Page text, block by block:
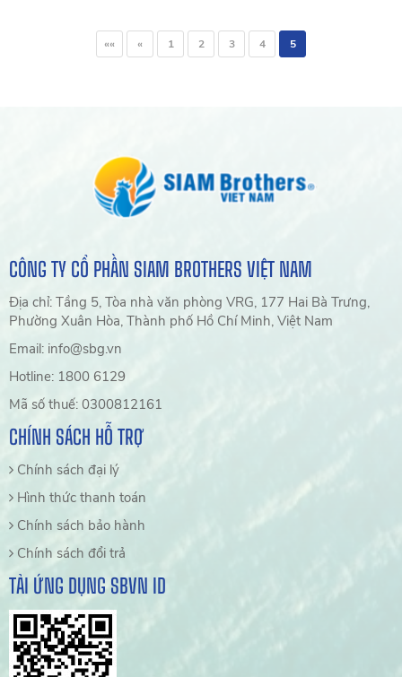
«« « 1 2 3 4 5
CÔNG TY CỔ PHẦN SIAM BROTHERS VIỆT NAM
Địa chỉ: Tầng 5, Tòa nhà văn phòng VRG, 177 Hai Bà Trưng,
Phường Xuân Hòa, Thành phố Hồ Chí Minh, Việt Nam
Email: info@sbg.vn
Hotline: 1800 6129
Mã số thuế: 0300812161
CHÍNH SÁCH HỖ TRỢ
Chính sách đại lý
Hình thức thanh toán
Chính sách bảo hành
Chính sách đổi trả
TẢI ỨNG DỤNG SBVN ID